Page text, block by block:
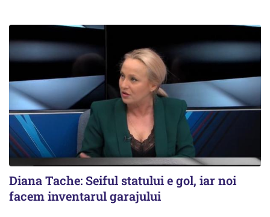
Diana Tache: Seiful statului e gol, iar noi
facem inventarul garajului